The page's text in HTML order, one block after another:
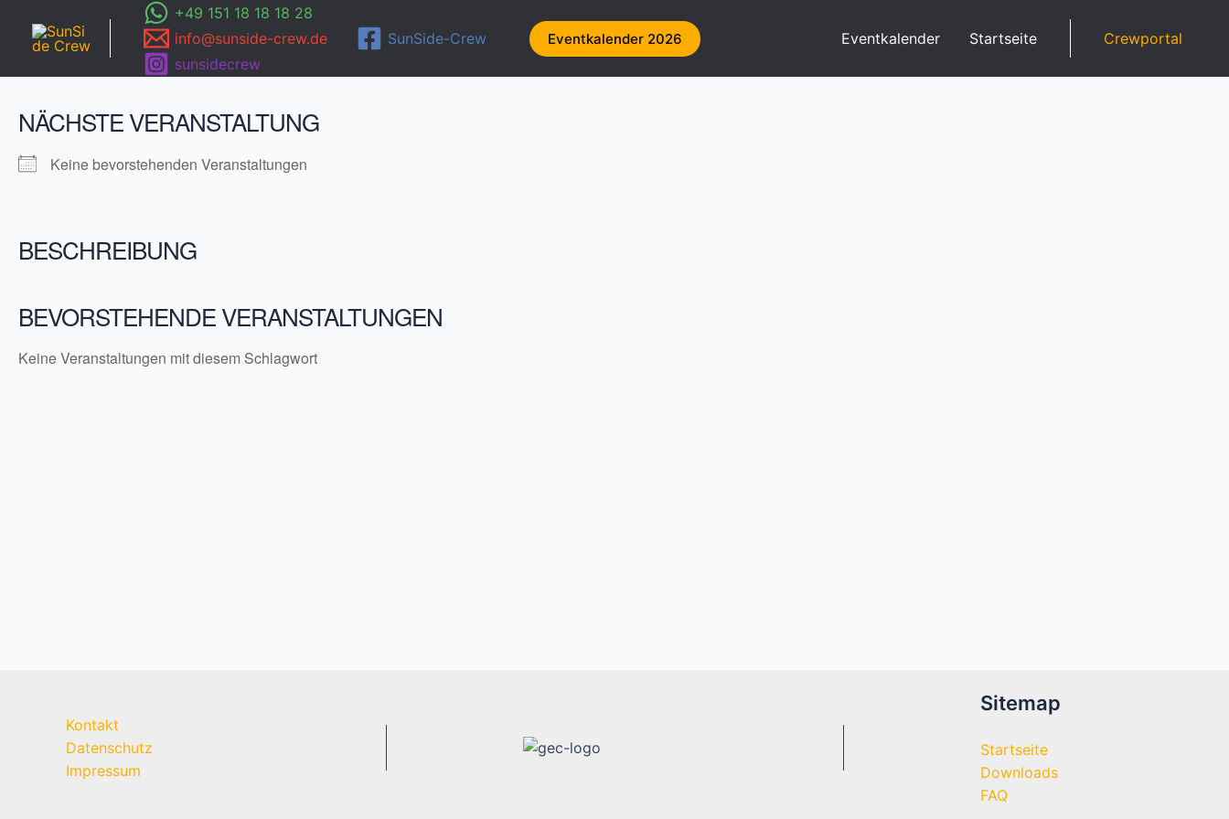
Inhalt
springen
+49 151 18 18 18 28
info@sunside-crew.de
SunSide-Crew
sunsidecrew
Eventkalender 2026 Eventkalender Startseite Crewportal
NÄCHSTE VERANSTALTUNG
Keine bevorstehenden Veranstaltungen
BESCHREIBUNG
BEVORSTEHENDE VERANSTALTUNGEN
Keine Veranstaltungen mit diesem Schlagwort
Kontakt
Datenschutz
Impressum
Sitemap
Startseite
Downloads
FAQ